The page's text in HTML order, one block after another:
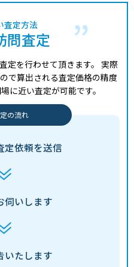
査定方法
問査定
定を行わせて頂きます。 実際
で算出される査定価格の精度
に近い査定が可能です。
の流れ
定依頼を送信
伺いします
いたします